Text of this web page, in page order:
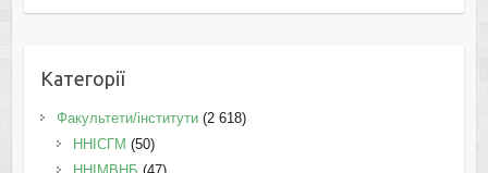
Категорії
Факультети/інститути(2 618)
ННІСГМ (50)